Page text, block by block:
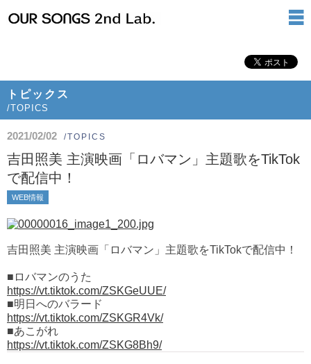
トピックス
/TOPICS
2021/02/02 /TOPICS
吉田照美 主演映画「ロバマン」主題歌をTikTok
で配信中！
WEB情報
吉田照美 主演映画「ロバマン」主題歌をTikTokで配信中！
■ロバマンのうた
https://vt.tiktok.com/ZSKGeUUE/
■明日へのバラード
https://vt.tiktok.com/ZSKGR4Vk/
■あこがれ
https://vt.tiktok.com/ZSKG8Bh9/